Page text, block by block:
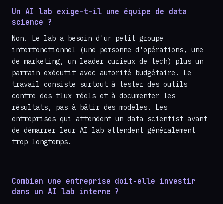
Un AI lab exige-t-il une équipe de data
science ?
Non. Le lab a besoin d'un petit groupe
interfonctionnel (une personne d'opérations, une
de marketing, un leader curieux de tech) plus un
parrain exécutif avec autorité budgétaire. Le
travail consiste surtout à tester des outils
contre des flux réels et à documenter les
résultats, pas à bâtir des modèles. Les
entreprises qui attendent un data scientist avant
de démarrer leur AI lab attendent généralement
trop longtemps.
Combien une entreprise doit-elle investir
dans un AI lab interne ?